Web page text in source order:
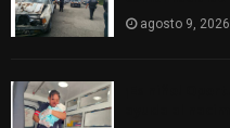
agosto 9, 2026